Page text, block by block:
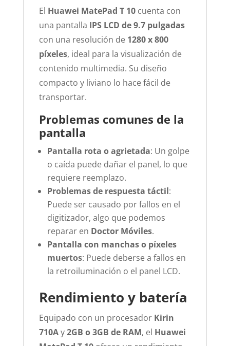
El Huawei MatePad T 10cuenta con
una pantalla IPS LCD de 9.7 pulgadas
con una resolución de 1280 x 800
píxeles, ideal para la visualización de
contenido multimedia. Su diseño
compacto y liviano lo hace fácil de
transportar.
Problemas comunes de la
pantalla
Pantalla rota o agrietada: Un golpe
o caída puede dañar el panel, lo que
requiere reemplazo.
Problemas de respuesta táctil:
Puede ser causado por fallos en el
digitizador, algo que podemos
reparar en Doctor Móviles.
Pantalla con manchas o píxeles
muertos: Puede deberse a fallos en
la retroiluminación o el panel LCD.
Rendimiento y batería
Equipado con un procesador Kirin
710Ay2GB o 3GB de RAM, el Huawei